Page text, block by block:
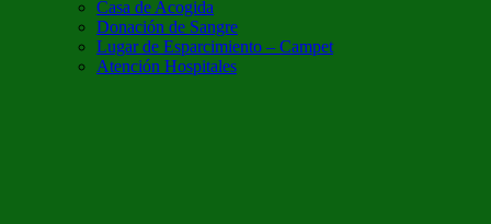
Casa de Acogida
Donación de Sangre
Lugar de Esparcimiento – Campet
Atención Hospitales